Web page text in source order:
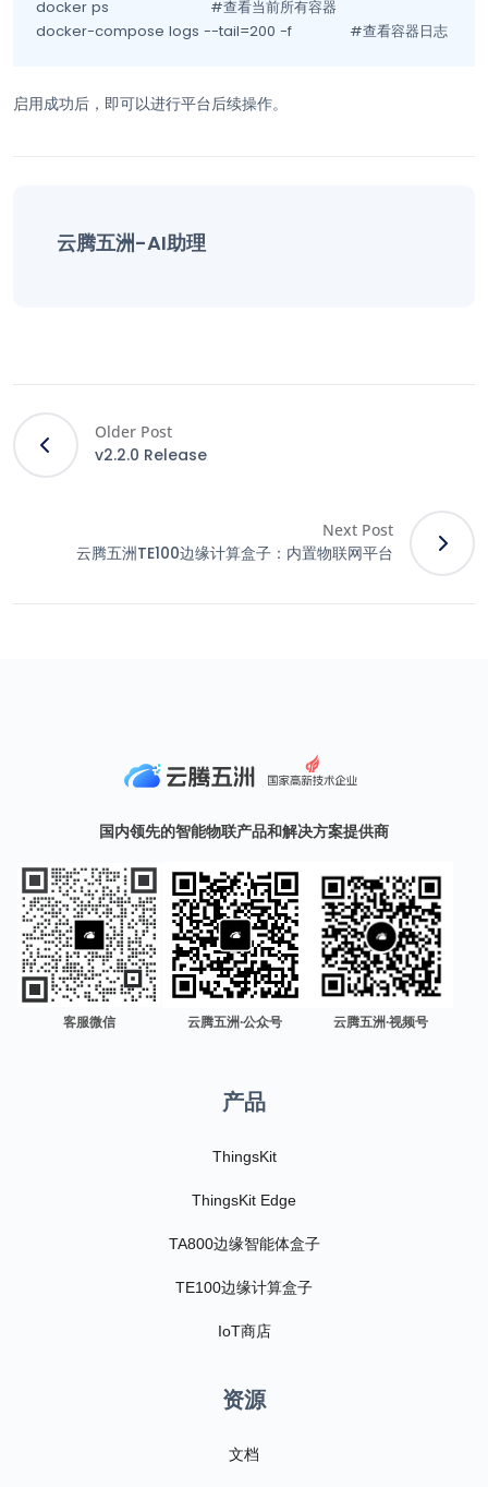
docker ps			#查看当前所有容器
docker-compose logs --tail=200 -f		#查看容器日志
启用成功后，即可以进行平台后续操作。
云腾五洲-AI助理
Older Post
v2.2.0 Release
Next Post
云腾五洲TE100边缘计算盒子：内置物联网平台
国内领先的智能物联产品和解决方案提供商
客服微信 云腾五洲·公众号 云腾五洲·视频号
产品
ThingsKit
ThingsKit Edge
TA800边缘智能体盒子
TE100边缘计算盒子
IoT商店
资源
文档